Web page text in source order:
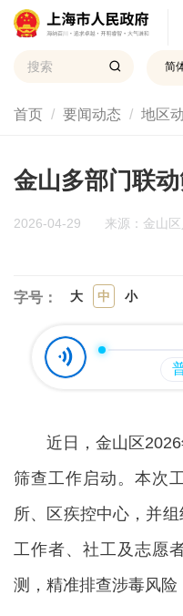
简
首页 要闻动态 地区
金山多部门联
2026-04-29 来源：金山
字号： 大 中 小
近日，金山区2026
筛查工作启动。本次
所、区疾控中心，并
工作者、社工及志愿
测，精准排查涉毒风险